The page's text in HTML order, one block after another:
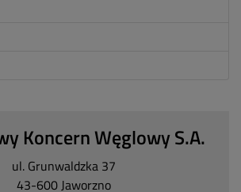
Koncern Węglowy S.A.
ul. Grunwaldzka 37
43-600 Jaworzno